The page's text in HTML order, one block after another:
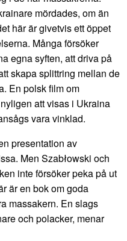
mördades, om än
här är givetvis ett öppet
Många försöker
egna syften, att driva på
skapa splittring mellan de
En polsk film om
att visas i Ukraina
vara vinklad.
presentation av
Men Szabłowski och
inte försöker peka på ut
är en bok om goda
massakern. En slags
och polacker, menar